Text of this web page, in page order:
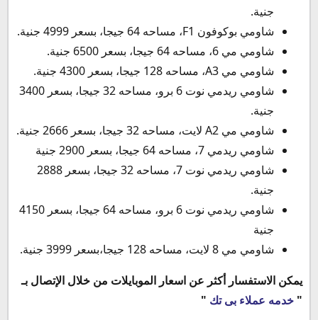
جنية.
شاومي بوكوفون F1، مساحه 64 جيجا، بسعر 4999 جنية.
شاومي مي 6، مساحه 64 جيجا، بسعر 6500 جنية.
شاومي مي A3، مساحه 128 جيجا، بسعر 4300 جنية.
شاومي ريدمي نوت 6 برو، مساحه 32 جيجا، بسعر 3400
جنية.
شاومي مي A2 لايت، مساحه 32 جيجا، بسعر 2666 جنية.
شاومي ريدمي 7، مساحه 64 جيجا، بسعر 2900 جنية
شاومي ريدمي نوت 7، مساحه 32 جيجا، بسعر 2888
جنية.
شاومي ريدمي نوت 6 برو، مساحه 64 جيجا، بسعر 4150
جنية
شاومي مي 8 لايت، مساحه 128 جيجا،بسعر 3999 جنية.
يمكن الاستفسار أكثر عن اسعار الموبايلات من خلال الإتصال بـ
" خدمه عملاء بى تك "